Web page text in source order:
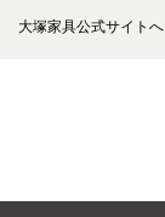
大塚家具公式サイトへ